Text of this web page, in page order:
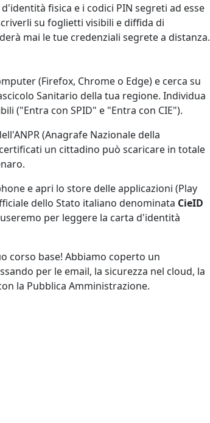
fisica e i codici PIN segreti ad esse
su foglietti visibili e diffida di
mai le tue credenziali segrete a distanza.
(Firefox, Chrome o Edge) e cerca su
Sanitario della tua regione. Individua
("Entra con SPID" e "Entra con CIE").
(Anagrafe Nazionale della
un cittadino può scaricare in totale
e apri lo store delle applicazioni (Play
dello Stato italiano denominata CieID
per leggere la carta d'identità
corso base! Abbiamo coperto un
per le email, la sicurezza nel cloud, la
la Pubblica Amministrazione.